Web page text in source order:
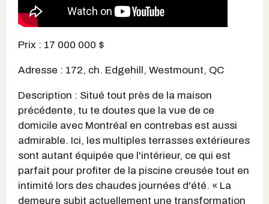
Prix : 17 000 000 $
Adresse : 172, ch. Edgehill, Westmount, QC
Description : Situé tout près de la maison
précédente, tu te doutes que la vue de ce
domicile avec Montréal en contrebas est aussi
admirable. Ici, les multiples terrasses extérieures
sont autant équipée que l'intérieur, ce qui est
parfait pour profiter de la piscine creusée tout en
intimité lors des chaudes journées d'été. « La
demeure subit actuellement une transformation